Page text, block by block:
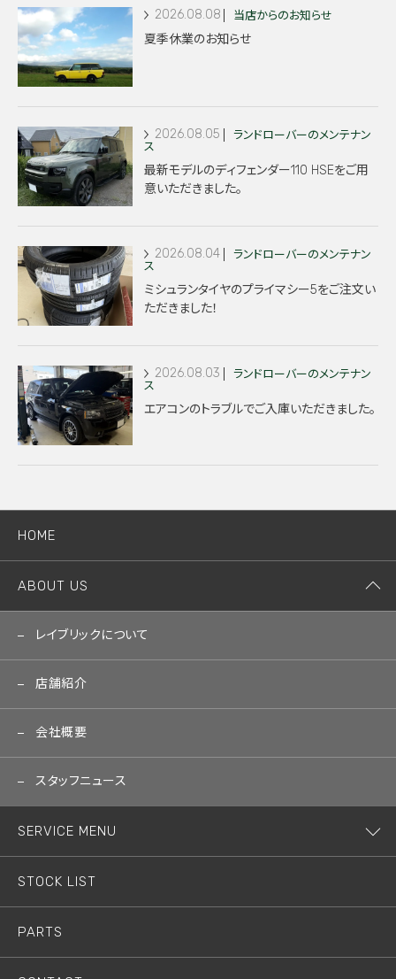
2026.08.08 当店からのお知らせ
夏季休業のお知らせ
2026.08.05
ランドローバーのメンテナン
ス
最新モデルのディフェンダー110 HSEをご用
意いただきました。
2026.08.04
ランドローバーのメンテナン
ス
ミシュランタイヤのプライマシー5をご注文い
ただきました！
2026.08.03
ランドローバーのメンテナン
ス
エアコンのトラブルでご入庫いただきました。
HOME
ABOUT US
レイブリックについて
店舗紹介
会社概要
スタッフニュース
SERVICE MENU
STOCK LIST
PARTS